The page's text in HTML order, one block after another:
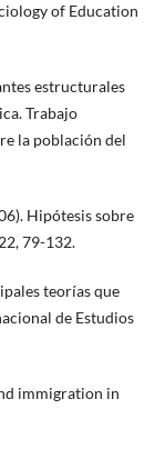
of Education
estructurales
Trabajo
la población del
Hipótesis sobre
79-132.
teorías que
de Estudios
immigration in